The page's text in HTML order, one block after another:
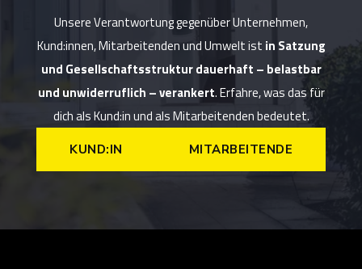
Unsere Verantwortung gegenüber Unternehmen,
Kund:innen, Mitarbeitenden und Umwelt ist in Satzung
und Gesellschaftsstruktur dauerhaft – belastbar
und unwiderruflich – verankert. Erfahre, was das für
dich als Kund:in und als Mitarbeitenden bedeutet.
KUND:IN MITARBEITENDE